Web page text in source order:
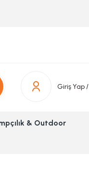
Giriş Yap /
& Outdoor